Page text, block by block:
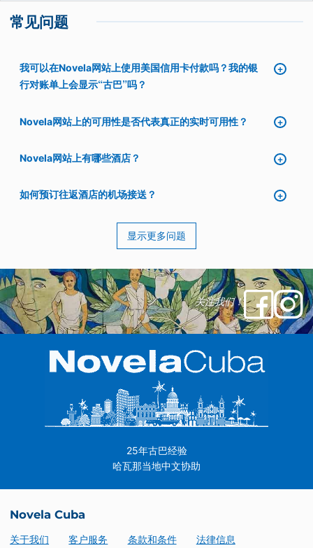
常见问题
我可以在Novela网站上使用美国信用卡付款吗？我的银
行对账单上会显示“古巴”吗？
Novela网站上的可用性是否代表真正的实时可用性？
Novela网站上有哪些酒店？
如何预订往返酒店的机场接送？
显示更多问题
关注我们！
25年古巴经验
哈瓦那当地中文协助
Novela Cuba
关于我们 客户服务 条款和条件 法律信息